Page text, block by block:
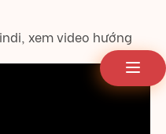
xem video hướng